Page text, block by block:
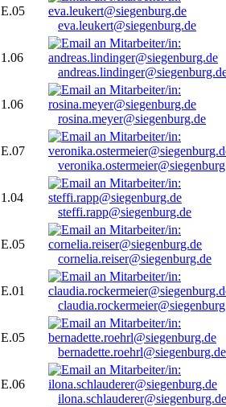
E.05
eva.leukert@siegenburg.de
1.06
1.06
rosina.meyer@siegenburg.de
E.07
1.04
steffi.rapp@siegenburg.de
E.05
cornelia.reiser@siegenburg.de
E.01
E.05
bernadette.roehrl@siegenburg.de
E.06
ilona.schlauderer@siegenburg.de